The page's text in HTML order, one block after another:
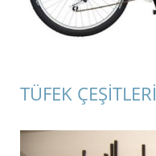
TÜFEK ÇEŞİTLERİ